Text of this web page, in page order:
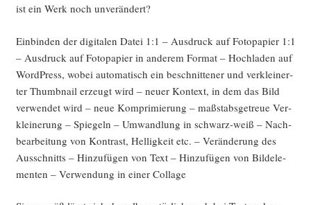
ist ein Werk noch unverändert?
Ein­bin­den der digi­ta­len Datei 1:1 – Aus­druck auf Foto­pa­pier 1:1
– Aus­druck auf Foto­pa­pier in ande­rem For­mat – Hoch­la­den auf
Word­Press, wobei auto­ma­tisch ein beschnit­te­ner und ver­klei­ner­
ter Thumb­nail erzeugt wird – neu­er Kon­text, in dem das Bild
ver­wen­det wird – neue Kom­pri­mie­rung – maß­stabs­ge­treue Ver­
klei­ne­rung – Spie­geln – Umwand­lung in schwarz-weiß – Nach­
be­ar­bei­tung von Kon­trast, Hel­lig­keit etc. – Ver­än­de­rung des
Aus­schnitts – Hin­zu­fü­gen von Text – Hin­zu­fü­gen von Bild­ele­
men­ten – Ver­wen­dung in einer Collage